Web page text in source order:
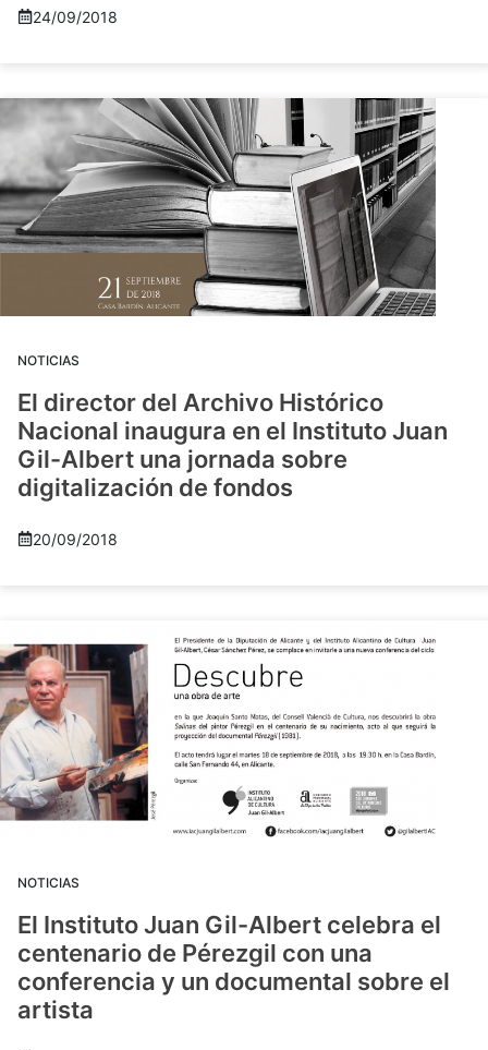
24/09/2018
NOTICIAS
El director del Archivo Histórico
Nacional inaugura en el Instituto Juan
Gil-Albert una jornada sobre
digitalización de fondos
20/09/2018
NOTICIAS
El Instituto Juan Gil-Albert celebra el
centenario de Pérezgil con una
conferencia y un documental sobre el
artista